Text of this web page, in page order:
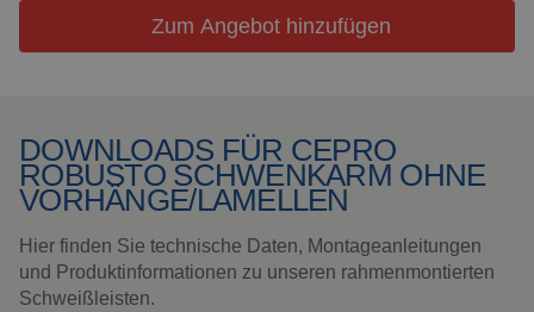
Schleiflamellen
Schleifvorhänge
Laserschweissen
Isolationsprodukte
Zum Angebot hinzufügen
DOWNLOADS FÜR CEPRO
ROBUSTO SCHWENKARM OHNE
VORHÄNGE/LAMELLEN
Hier finden Sie technische Daten, Montageanleitungen
und Produktinformationen zu unseren rahmenmontierten
Schweißleisten.